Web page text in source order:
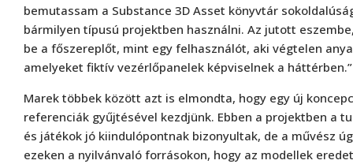
bemutassam a Substance 3D Asset könyvtár
bármilyen típusú projektben használni. Az jutott
be a főszereplőt, mint egy felhasználót, aki végtelen
amelyeket fiktív vezérlőpanelek képviselnek a háttérben.”
Marek többek között azt is elmondta, hogy egy új
referenciák gyűjtésével kezdjünk. Ebben a projektben a
és játékok jó kiindulópontnak bizonyultak, de a művész
ezeken a nyilvánvaló forrásokon, hogy az modellek